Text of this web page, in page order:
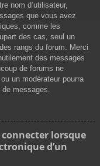
nom d’utilisateur,
que vous avez
comme les
des cas, seul un
rangs du forum. Merci
des messages
de forums ne
un modérateur pourra
messages.
connecter lorsque
d’un